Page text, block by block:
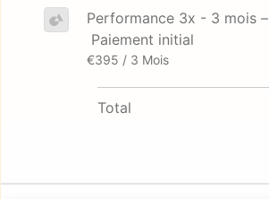
Performance 3x - 3 mois –
Paiement initial
€395 / 3 Mois
Total